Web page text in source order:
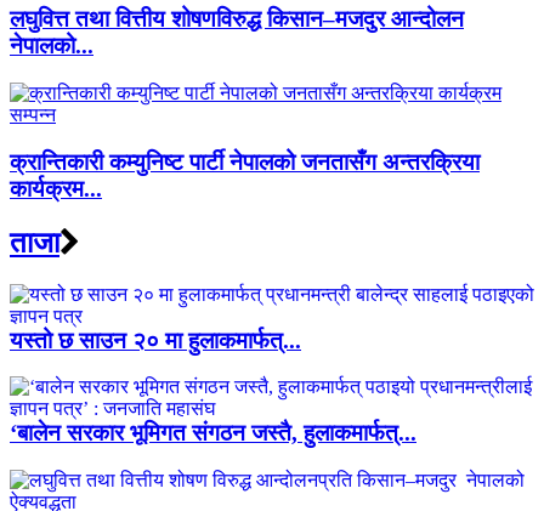
लघुवित्त तथा वित्तीय शोषणविरुद्ध किसान–मजदुर आन्दोलन
नेपालको...
क्रान्तिकारी कम्युनिष्ट पार्टी नेपालको जनतासँग अन्तरक्रिया
कार्यक्रम...
ताजा
यस्तो छ साउन २० मा हुलाकमार्फत्...
‘बालेन सरकार भूमिगत संगठन जस्तै, हुलाकमार्फत्...